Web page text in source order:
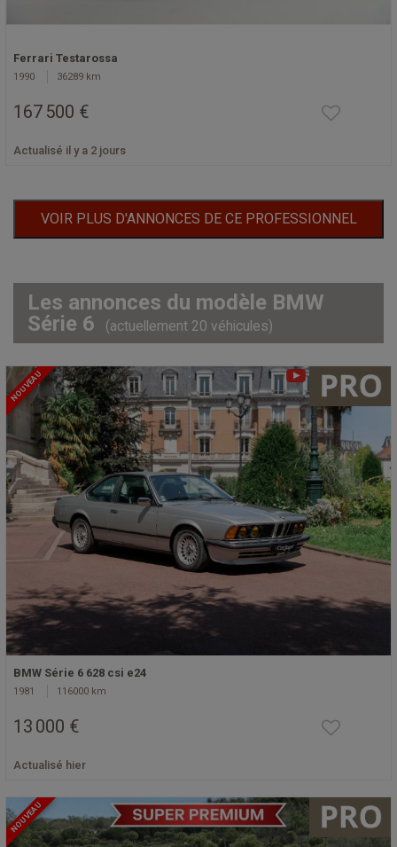
Ferrari Testarossa
1990 36289 km
167 500 €
Actualisé il y a 2 jours
VOIR PLUS D'ANNONCES DE CE PROFESSIONNEL
Les annonces du modèle BMW
Série 6
(actuellement 20 véhicules)
NOUVEAU
BMW Série 6 628 csi e24
1981 116000 km
13 000 €
Actualisé hier
NOUVEAU